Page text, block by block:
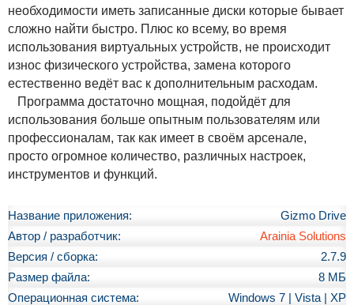
необходимости иметь записанные диски которые бывает
сложно найти быстро. Плюс ко всему, во время
использования виртуальных устройств, не происходит
износ физического устройства, замена которого
естественно ведёт вас к дополнительным расходам.
Программа достаточно мощная, подойдёт для
использования больше опытным пользователям или
профессионалам, так как имеет в своём арсенале,
просто огромное количество, различных настроек,
инструментов и функций.
Название приложения:
Gizmo Drive
Автор / разработчик:
Arainia Solutions
Версия / сборка:
2.7.9
Размер файла:
8 МБ
Операционная система:
Windows 7 | Vista | XP